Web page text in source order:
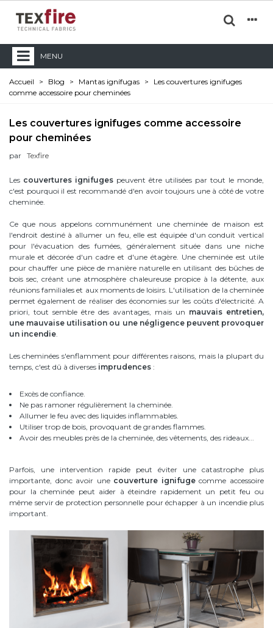
MENU
Accueil > Blog > Mantas ignífugas >
Les couvertures ignifuges
comme accessoire pour cheminées
Les couvertures ignifuges comme accessoire
pour cheminées
par Texfire
Les couvertures ignifuges peuvent être utilisées par tout le monde,
c'est pourquoi il est recommandé d'en avoir toujours une à côté de votre
cheminée.
Ce que nous appelons communément une cheminée de maison est
l'endroit destiné à allumer un feu, elle est équipée d'un conduit vertical
pour l'évacuation des fumées, généralement située dans une niche
murale et décorée d'un cadre et d'une étagère. Une cheminée est utile
pour chauffer une pièce de manière naturelle en utilisant des bûches de
bois sec, créant une atmosphère chaleureuse propice à la détente, aux
réunions familiales et aux moments de loisirs. L'utilisation de la cheminée
permet également de réaliser des économies sur les coûts d'électricité. A
priori, tout semble être des avantages, mais un mauvais entretien,
une mauvaise utilisation ou une négligence peuvent provoquer
un incendie.
Les cheminées s'enflamment pour différentes raisons, mais la plupart du
temps, c'est dû à diverses imprudences :
Excès de confiance.
Ne pas ramoner régulièrement la cheminée.
Allumer le feu avec des liquides inflammables.
Utiliser trop de bois, provoquant de grandes flammes.
Avoir des meubles près de la cheminée, des vêtements, des rideaux...
Parfois, une intervention rapide peut éviter une catastrophe plus
importante, donc avoir une couverture ignifugecomme accessoire
pour la cheminée peut aider à éteindre rapidement un petit feu ou
même servir de protection personnelle pour échapper à un incendie plus
important.